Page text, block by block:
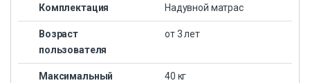
Комплектация Надувной матрас
Возраст
пользователя
от 3 лет
Максимальный
40 кг